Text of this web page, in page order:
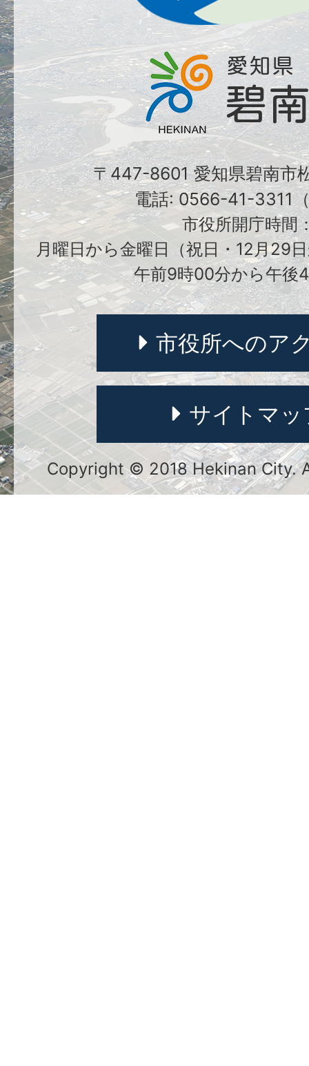
〒447-8601 愛知県碧南市
電話: 0566-41-3311
市役所開庁時間
月曜日から金曜日（祝日・12月29
午前9時00分から午後
市役所へのア
サイトマッ
Copyright © 2018 Hekinan City.